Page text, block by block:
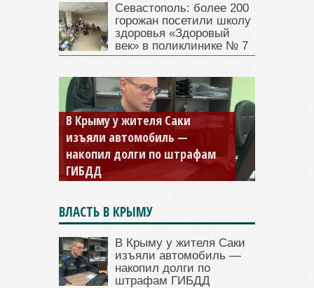
Севастополь: более 200
горожан посетили школу
здоровья «Здоровый
век» в поликлинике № 7
Севастопольская компания
заплатила 877 тысяч рублей
долга — арестовали счета
ВЛАСТЬ В КРЫМУ
В Крыму у жителя Саки
изъяли автомобиль —
накопил долги по
штрафам ГИБДД